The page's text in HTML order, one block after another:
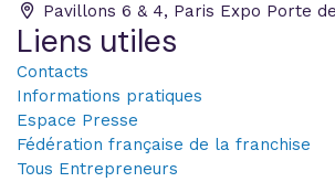
Pavillons 6 & 4, Paris Expo Porte
Liens utiles
Contacts
Informations pratiques
Espace Presse
Fédération française de la franchise
Tous Entrepreneurs